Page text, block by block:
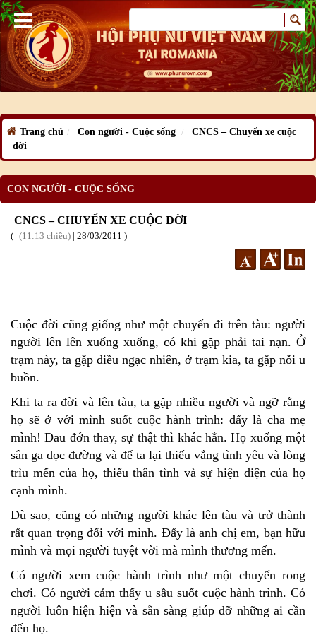
Trang chủ Con người - Cuộc sống
CNCS – Chuyến xe cuộc
đời
CON NGƯỜI - CUỘC SỐNG
CNCS – CHUYẾN XE CUỘC ĐỜI
11:13 chiều | 28/03/2011
Cuộc đời cũng giống như một chuyến đi trên tàu: người
người lên lên xuống xuống, có khi gặp phải tai nạn. Ở
trạm này, ta gặp điều ngạc nhiên, ở trạm kia, ta gặp nỗi u
buồn.
Khi ta ra đời và lên tàu, ta gặp nhiều người và ngỡ rằng
họ sẽ ở với mình suốt cuộc hành trình: đấy là cha mẹ
mình! Đau đớn thay, sự thật thì khác hẳn. Họ xuống một
sân ga dọc đường và để ta lại thiếu vắng tình yêu và lòng
trìu mến của họ, thiếu thân tình và sự hiện diện của họ
cạnh mình.
Dù sao, cũng có những người khác lên tàu và trở thành
rất quan trọng đối với mình. Đấy là anh chị em, bạn hữu
mình và mọi người tuyệt vời mà mình thương mến.
Có người xem cuộc hành trình như một chuyến rong
chơi. Có người cảm thấy u sầu suốt cuộc hành trình. Có
người luôn hiện hiện và sẵn sàng giúp đỡ những ai cần
đến họ.